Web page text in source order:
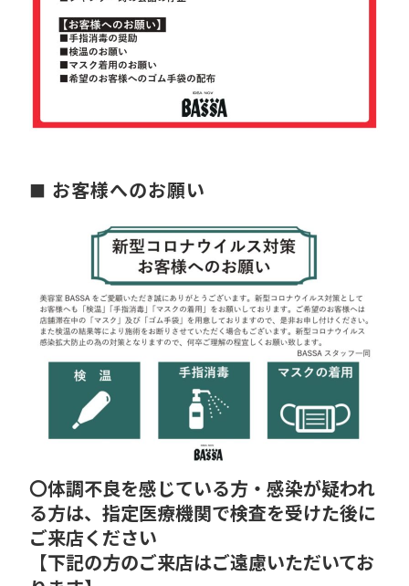
お客様へのお願い
〇体調不良を感じている方・感染が疑われ
る方は、指定医療機関で検査を受けた後に
ご来店ください
【下記の方のご来店はご遠慮いただいてお